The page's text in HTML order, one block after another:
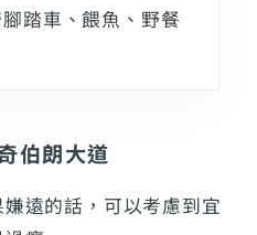
踏車、餵魚、野餐
伯朗大道
遠的話，可以考慮到宜